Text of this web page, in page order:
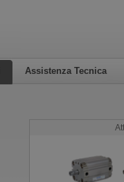
Assistenza Tecnica